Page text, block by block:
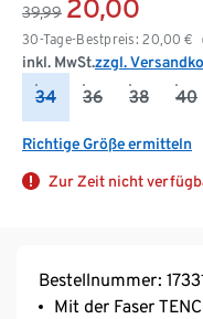
39,99 20,00
30-Tage-Bestpreis: 20,00 €
inkl. MwSt.zzgl.
34 36 38 40
Richtige Größe ermitteln
Zur Zeit nicht
Bestellnummer:
Mit der Faser